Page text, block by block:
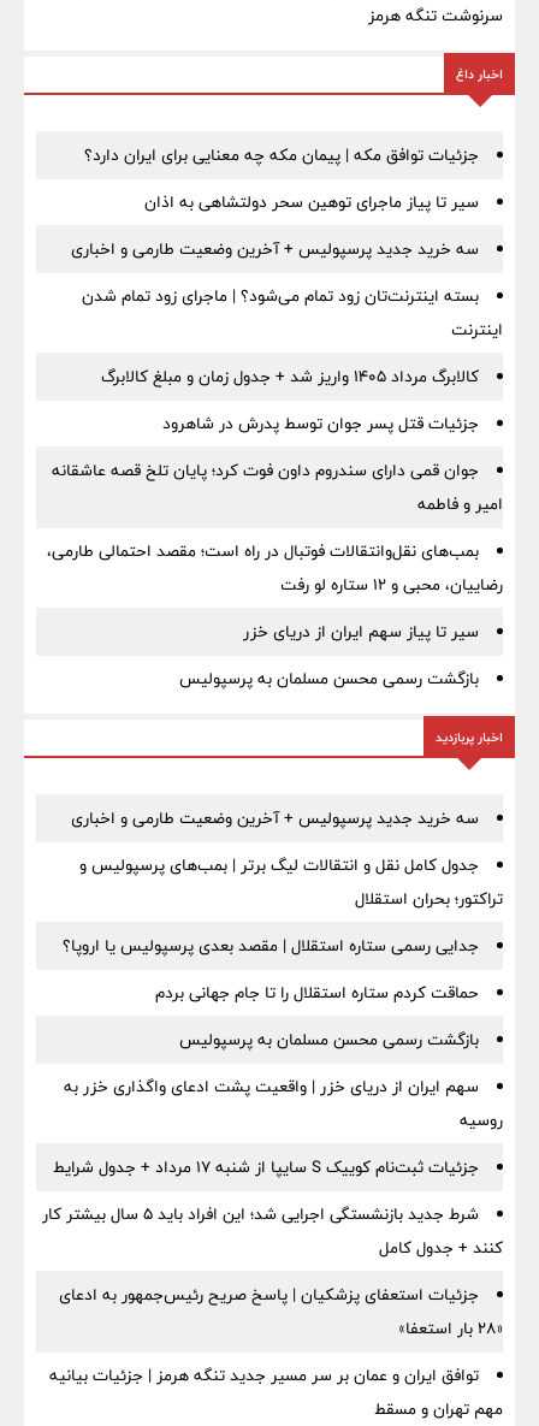
سرنوشت تنگه هرمز
اخبار داغ
جزئیات توافق مکه | پیمان مکه چه معنایی برای ایران دارد؟
سیر تا پیاز ماجرای توهین سحر دولتشاهی به اذان
سه خرید جدید پرسپولیس + آخرین وضعیت طارمی و اخباری
بسته اینترنت‌تان زود تمام می‌شود؟ | ماجرای زود تمام شدن
اینترنت
کالابرگ مرداد ۱۴۰۵ واریز شد + جدول زمان و مبلغ کالابرگ
جزئیات قتل پسر جوان توسط پدرش در شاهرود
جوان قمی دارای سندروم داون فوت کرد؛ پایان تلخ قصه عاشقانه
امیر و فاطمه
بمب‌های نقل‌وانتقالات فوتبال در راه است؛ مقصد احتمالی طارمی،
رضاییان، محبی و ۱۲ ستاره لو رفت
سیر تا پیاز سهم ایران از دریای خزر
بازگشت رسمی محسن مسلمان به پرسپولیس
اخبار پربازدید
سه خرید جدید پرسپولیس + آخرین وضعیت طارمی و اخباری
جدول کامل نقل و انتقالات لیگ برتر | بمب‌های پرسپولیس و
تراکتور؛ بحران استقلال
جدایی رسمی ستاره استقلال | مقصد بعدی پرسپولیس یا اروپا؟
حماقت کردم ستاره استقلال را تا جام جهانی بردم
بازگشت رسمی محسن مسلمان به پرسپولیس
سهم ایران از دریای خزر | واقعیت پشت ادعای واگذاری خزر به
روسیه
جزئیات ثبت‌نام کوییک S سایپا از شنبه ۱۷ مرداد + جدول شرایط
شرط جدید بازنشستگی اجرایی شد؛ این افراد باید ۵ سال بیشتر کار
کنند + جدول کامل
جزئیات استعفای پزشکیان | پاسخ صریح رئیس‌جمهور به ادعای
«۲۸ بار استعفا»
توافق ایران و عمان بر سر مسیر جدید تنگه هرمز | جزئیات بیانیه
مهم تهران و مسقط